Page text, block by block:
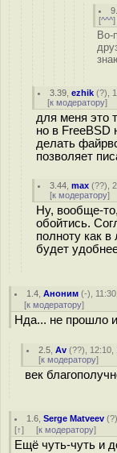
[^^^]
Во-
3.39 ,ezhik (?),
[к модератору]
для меня это
но в FreeBSD
делать
позволяет
3.44 ,max (??),
[к модератору]
Ну, вообще-
обойтись.
полноту как
будет
1.4 ,Аноним (-),
[к модератору]
Нда... не прошло
2.5 ,Av (??), 12:10,
[к модератору]
век
1.6 ,Serge Matveev (?
[↑] [к модератору]
Ещё чуть-чуть и